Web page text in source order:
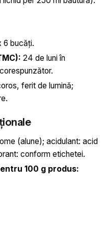
6 bucăți.
24 de luni în
ferit de lumină;
(alune); acidulant: acid
conform etichetei.
100 g produs: